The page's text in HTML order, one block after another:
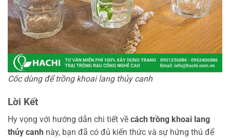
Cốc dùng để trồng khoai lang thủy canh
Lời Kết
Hy vọng với hướng dẫn chi tiết về cách trồng khoai lang
thủy canh này, bạn đã có đủ kiến thức và sự hứng thú để